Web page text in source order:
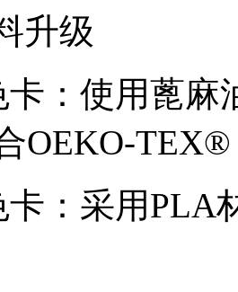
升级
卡：使用蓖
OEKO-
卡：采用PLA